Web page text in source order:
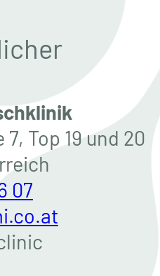
Top 19 und 20
07